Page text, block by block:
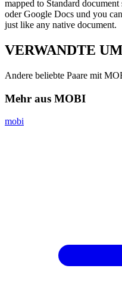
mapped to Standard
oder Google Docs und you
just like any native document.
VERWANDTE
Andere beliebte Paare mit
Mehr aus MOBI
mobi